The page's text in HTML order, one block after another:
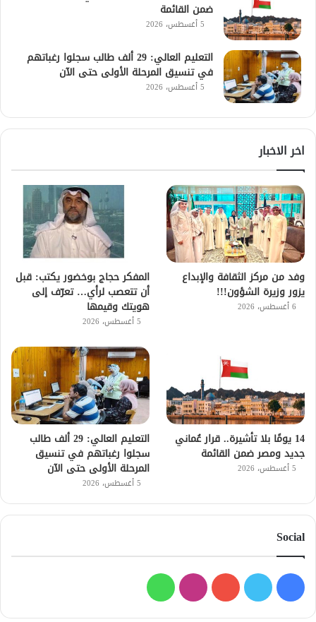
ضمن القائمة
5 أغسطس، 2026
التعليم العالي: 29 ألف طالب سجلوا رغباتهم
في تنسيق المرحلة الأولى حتى الآن
5 أغسطس، 2026
اخر الاخبار
وفد من مركز الثقافة والإبداع
يزور وزيرة الشؤون!!!
6 أغسطس، 2026
المفكر حجاج بوخضور يكتب: قبل
أن تتعصب لرأي… تعرّف إلى
هويتك وقيمها
5 أغسطس، 2026
14 يومًا بلا تأشيرة.. قرار عُماني
جديد ومصر ضمن القائمة
5 أغسطس، 2026
التعليم العالي: 29 ألف طالب
سجلوا رغباتهم في تنسيق
المرحلة الأولى حتى الآن
5 أغسطس، 2026
Social
فيسبوك
تويتر يوتيوبانستقرامواتساب